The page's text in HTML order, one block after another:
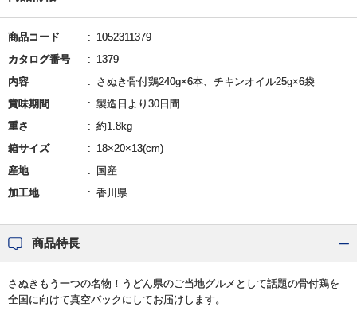
商品コード
1052311379
カタログ番号
1379
内容
さぬき骨付鶏240g×6本、チキンオイル25g×6袋
賞味期間
製造日より30日間
重さ
約1.8kg
箱サイズ
18×20×13(cm)
産地
国産
加工地
香川県
商品特長
さぬきもう一つの名物！うどん県のご当地グルメとして話題の骨付鶏を
全国に向けて真空パックにしてお届けします。